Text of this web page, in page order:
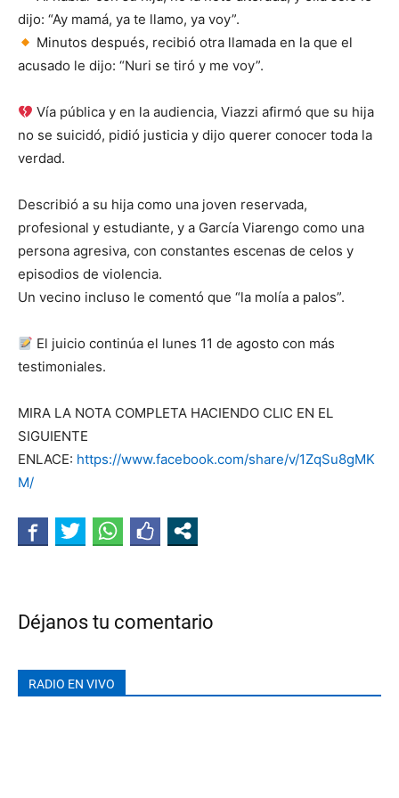
dijo: “Ay mamá, ya te llamo, ya voy”.
Minutos después, recibió otra llamada en la que el
acusado le dijo: “Nuri se tiró y me voy”.
Vía pública y en la audiencia, Viazzi afirmó que su hija
no se suicidó, pidió justicia y dijo querer conocer toda la
verdad.
Describió a su hija como una joven reservada,
profesional y estudiante, y a García Viarengo como una
persona agresiva, con constantes escenas de celos y
episodios de violencia.
Un vecino incluso le comentó que “la molía a palos”.
El juicio continúa el lunes 11 de agosto con más
testimoniales.
MIRA LA NOTA COMPLETA HACIENDO CLIC EN EL
SIGUIENTE
ENLACE: https://www.facebook.com/share/v/1ZqSu8gMK
M/
Déjanos tu comentario
RADIO EN VIVO